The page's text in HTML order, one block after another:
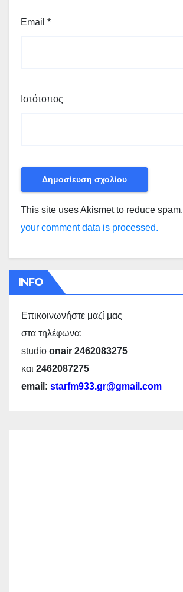
Email *
Ιστότοπος
This site uses Akismet to reduce spam.
your comment data is processed.
INFO
Επικοινωνήστε μαζί μας
στα τηλέφωνα:
studio onair 2462083275
και 2462087275
email: starfm933.gr@gmail.com